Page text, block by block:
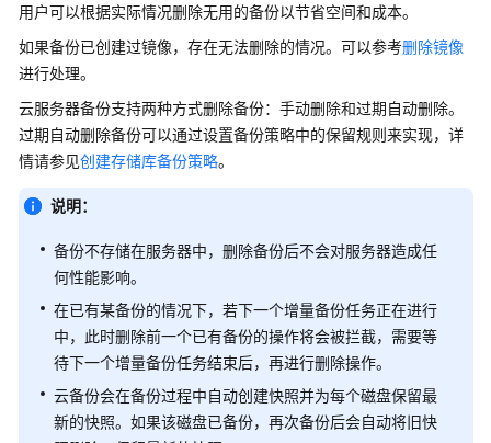
态
服
务
公
告
产
品
绍
计
说
快
用户可以根据实际情况删除无用的备份以节省空间和成本。
如果备份已创建过镜像，存在无法删除的情况。可以参考删除镜像
进行处理。
云服务器备份支持两种方式删除备份：手动删除和过期自动删除。
过期自动删除备份可以通过设置备份策略中的保留规则来实现，详
情请参见创建存储库备份策略。
说明：
备份不存储在服务器中，删除备份后不会对服务器造成任
何性能影响。
在已有某备份的情况下，若下一个增量备份任务正在进行
中，此时删除前一个已有备份的操作将会被拦截，需要等
待下一个增量备份任务结束后，再进行删除操作。
云备份会在备份过程中自动创建快照并为每个磁盘保留最
新的快照。如果该磁盘已备份，再次备份后会自动将旧快